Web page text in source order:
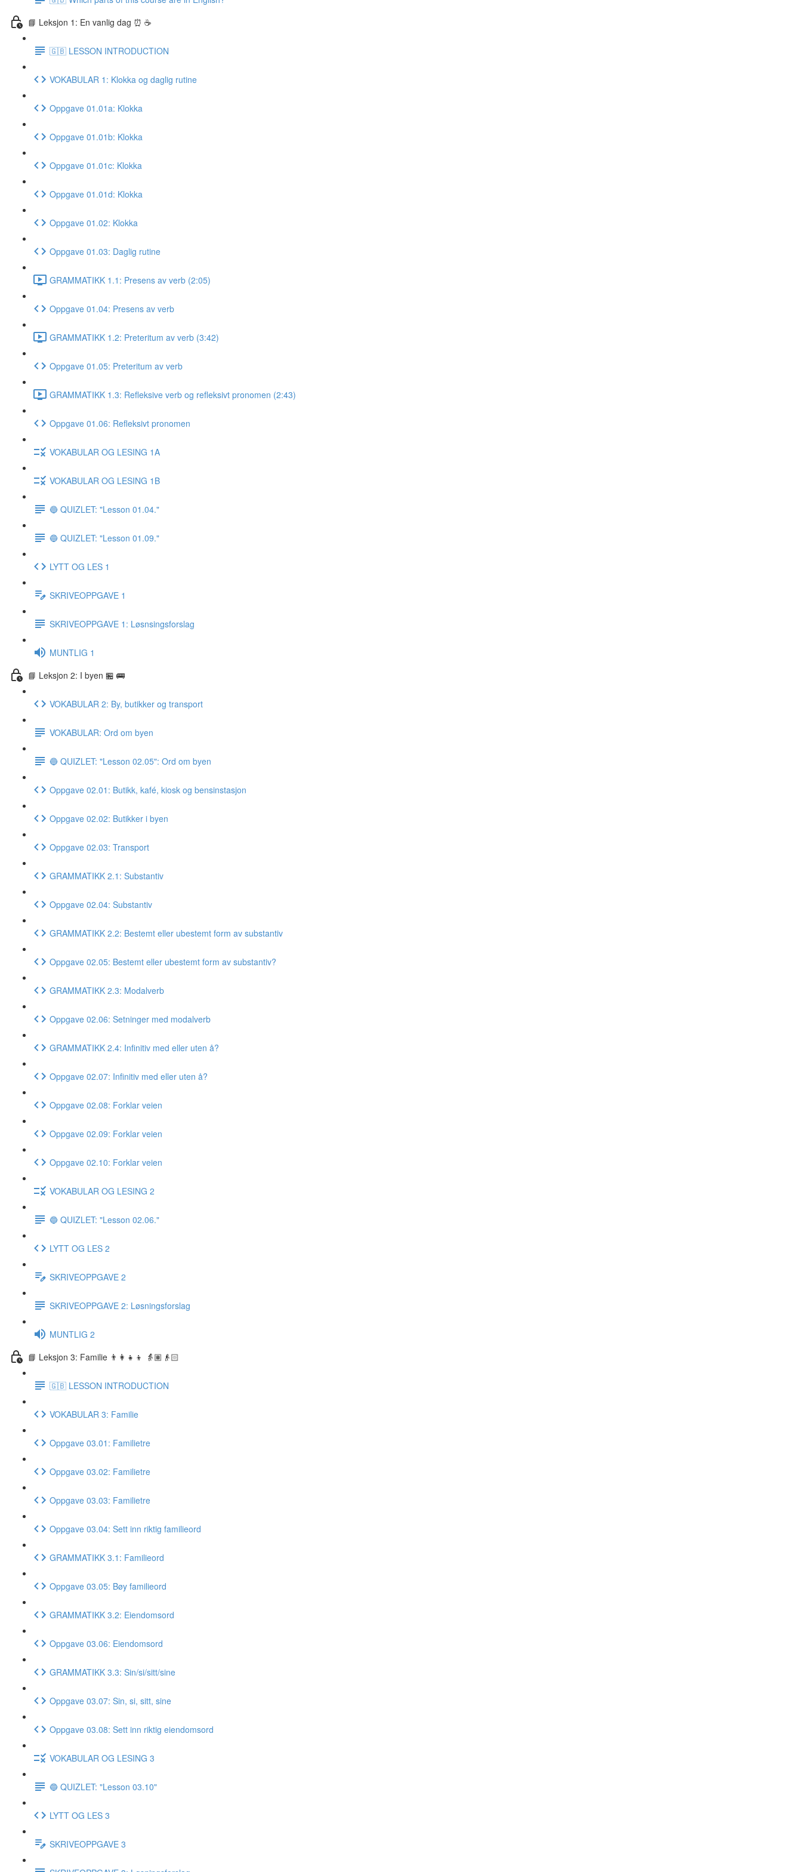
📘 Leksjon 1: En vanlig dag ⏰ ☕️
🇬🇧 LESSON INTRODUCTION
VOKABULAR 1: Klokka og daglig rutine
Oppgave 01.01a: Klokka
Oppgave 01.01b: Klokka
Oppgave 01.01c: Klokka
Oppgave 01.01d: Klokka
Oppgave 01.02: Klokka
Oppgave 01.03: Daglig rutine
GRAMMATIKK 1.1: Presens av verb (2:05)
Oppgave 01.04: Presens av verb
GRAMMATIKK 1.2: Preteritum av verb (3:42)
Oppgave 01.05: Preteritum av verb
GRAMMATIKK 1.3: Refleksive verb og refleksivt pronomen (2:43)
Oppgave 01.06: Refleksivt pronomen
VOKABULAR OG LESING 1A
VOKABULAR OG LESING 1B
🔵 QUIZLET: "Lesson 01.04."
🔵 QUIZLET: "Lesson 01.09."
LYTT OG LES 1
SKRIVEOPPGAVE 1
SKRIVEOPPGAVE 1: Løsnsingsforslag
MUNTLIG 1
📘 Leksjon 2: I byen 🏪 🚌
VOKABULAR 2: By, butikker og transport
VOKABULAR: Ord om byen
🔵 QUIZLET: "Lesson 02.05": Ord om byen
Oppgave 02.01: Butikk, kafé, kiosk og bensinstasjon
Oppgave 02.02: Butikker i byen
Oppgave 02.03: Transport
GRAMMATIKK 2.1: Substantiv
Oppgave 02.04: Substantiv
GRAMMATIKK 2.2: Bestemt eller ubestemt form av substantiv
Oppgave 02.05: Bestemt eller ubestemt form av substantiv?
GRAMMATIKK 2.3: Modalverb
Oppgave 02.06: Setninger med modalverb
GRAMMATIKK 2.4: Infinitiv med eller uten å?
Oppgave 02.07: Infinitiv med eller uten å?
Oppgave 02.08: Forklar veien
Oppgave 02.09: Forklar veien
Oppgave 02.10: Forklar veien
VOKABULAR OG LESING 2
🔵 QUIZLET: "Lesson 02.06."
LYTT OG LES 2
SKRIVEOPPGAVE 2
SKRIVEOPPGAVE 2: Løsningsforslag
MUNTLIG 2
📘 Leksjon 3: Familie 👨‍👩‍👧‍👦 👵🏽👴🏻
🇬🇧 LESSON INTRODUCTION
VOKABULAR 3: Familie
Oppgave 03.01: Familietre
Oppgave 03.02: Familietre
Oppgave 03.03: Familietre
Oppgave 03.04: Sett inn riktig familieord
GRAMMATIKK 3.1: Familieord
Oppgave 03.05: Bøy familieord
GRAMMATIKK 3.2: Eiendomsord
Oppgave 03.06: Eiendomsord
GRAMMATIKK 3.3: Sin/si/sitt/sine
Oppgave 03.07: Sin, si, sitt, sine
Oppgave 03.08: Sett inn riktig eiendomsord
VOKABULAR OG LESING 3
🔵 QUIZLET: "Lesson 03.10"
LYTT OG LES 3
SKRIVEOPPGAVE 3